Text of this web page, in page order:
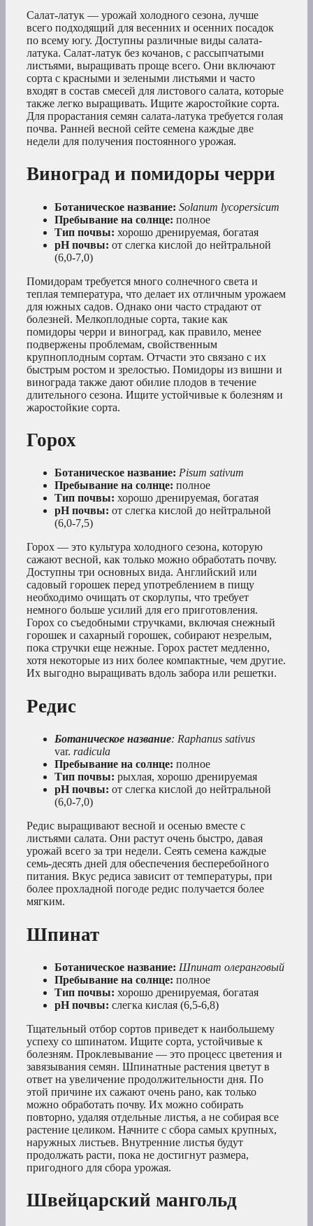
Салат-латук — урожай холодного сезона, лучше
всего подходящий для весенних и осенних посадок
по всему югу. Доступны различные виды салата-
латука. Салат-латук без кочанов, с рассыпчатыми
листьями, выращивать проще всего. Они включают
сорта с красными и зелеными листьями и часто
входят в состав смесей для листового салата, которые
также легко выращивать. Ищите жаростойкие сорта.
Для прорастания семян салата-латука требуется голая
почва. Ранней весной сейте семена каждые две
недели для получения постоянного урожая.
Виноград и помидоры черри
Ботаническое название: Solanum lycopersicum
Пребывание на солнце: полное
Тип почвы: хорошо дренируемая, богатая
рН почвы: от слегка кислой до нейтральной
(6,0-7,0)
Помидорам требуется много солнечного света и
теплая температура, что делает их отличным урожаем
для южных садов. Однако они часто страдают от
болезней. Мелкоплодные сорта, такие как
помидоры черри и виноград, как правило, менее
подвержены проблемам, свойственным
крупноплодным сортам. Отчасти это связано с их
быстрым ростом и зрелостью. Помидоры из вишни и
винограда также дают обилие плодов в течение
длительного сезона. Ищите устойчивые к болезням и
жаростойкие сорта.
Горох
Ботаническое название: Pisum sativum
Пребывание на солнце: полное
Тип почвы: хорошо дренируемая, богатая
рН почвы: от слегка кислой до нейтральной
(6,0-7,5)
Горох — это культура холодного сезона, которую
сажают весной, как только можно обработать почву.
Доступны три основных вида. Английский или
садовый горошек перед употреблением в пищу
необходимо очищать от скорлупы, что требует
немного больше усилий для его приготовления.
Горох со съедобными стручками, включая снежный
горошек и сахарный горошек, собирают незрелым,
пока стручки еще нежные. Горох растет медленно,
хотя некоторые из них более компактные, чем другие.
Их выгодно выращивать вдоль забора или решетки.
Редис
Ботаническое название: Raphanus sativus
var. radicula
Пребывание на солнце: полное
Тип почвы: рыхлая, хорошо дренируемая
рН почвы: от слегка кислой до нейтральной
(6,0-7,0)
Редис выращивают весной и осенью вместе с
листьями салата. Они растут очень быстро, давая
урожай всего за три недели. Сеять семена каждые
семь-десять дней для обеспечения бесперебойного
питания. Вкус редиса зависит от температуры, при
более прохладной погоде редис получается более
мягким.
Шпинат
Ботаническое название: Шпинат олеранговый
Пребывание на солнце: полное
Тип почвы: хорошо дренируемая, богатая
рН почвы: слегка кислая (6,5-6,8)
Тщательный отбор сортов приведет к наибольшему
успеху со шпинатом. Ищите сорта, устойчивые к
болезням. Проклевывание — это процесс цветения и
завязывания семян. Шпинатные растения цветут в
ответ на увеличение продолжительности дня. По
этой причине их сажают очень рано, как только
можно обработать почву. Их можно собирать
повторно, удаляя отдельные листья, а не собирая все
растение целиком. Начните с сбора самых крупных,
наружных листьев. Внутренние листья будут
продолжать расти, пока не достигнут размера,
пригодного для сбора урожая.
Швейцарский мангольд